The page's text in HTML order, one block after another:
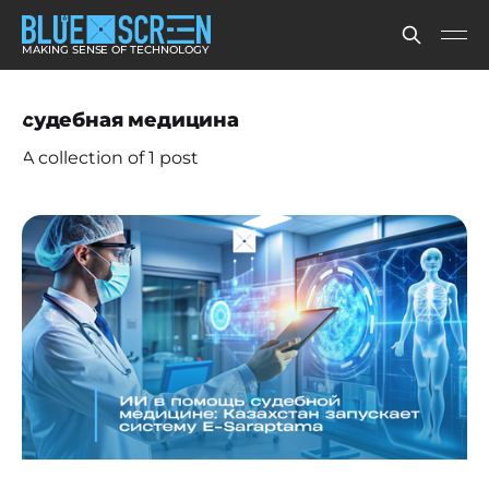
MAKING SENSE OF TECHNOLOGY
судебная медицина
A collection of 1 post